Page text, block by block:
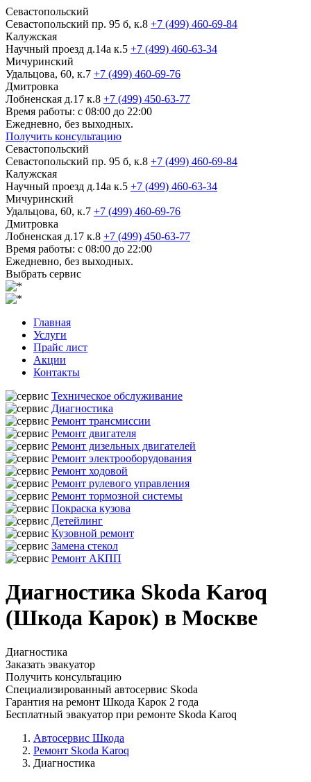
Севастопольский
Севастопольский пр. 95 б, к.8 +7 (499) 460-69-84
Калужская
Научный проезд д.14а к.5 +7 (499) 460-63-34
Мичуринский
Удальцова, 60, к.7 +7 (499) 460-69-76
Дмитровка
Лобненская д.17 к.8 +7 (499) 450-63-77
Время работы: с 08:00 до 22:00
Ежедневно, без выходных.
Получить консультацию
Севастопольский
Севастопольский пр. 95 б, к.8 +7 (499) 460-69-84
Калужская
Научный проезд д.14а к.5 +7 (499) 460-63-34
Мичуринский
Удальцова, 60, к.7 +7 (499) 460-69-76
Дмитровка
Лобненская д.17 к.8 +7 (499) 450-63-77
Время работы: с 08:00 до 22:00
Ежедневно, без выходных.
Выбрать сервис
Главная
Услуги
Прайс лист
Акции
Контакты
Техническое обслуживание
Диагностика
Ремонт трансмиссии
Ремонт двигателя
Ремонт дизельных двигателей
Ремонт электрооборудования
Ремонт ходовой
Ремонт рулевого управления
Ремонт тормозной системы
Покраска кузова
Детейлинг
Кузовной ремонт
Замена стекол
Ремонт АКПП
Диагностика Skoda Karoq
(Шкода Карок) в Москве
Диагностика
Заказать эвакуатор
Получить консультацию
Специализированный автосервис Skoda
Гарантия на ремонт Шкода Карок 2 года
Бесплатный эвакуатор при ремонте Skoda Karoq
Автосервис Шкода
Ремонт Skoda Karoq
Диагностика